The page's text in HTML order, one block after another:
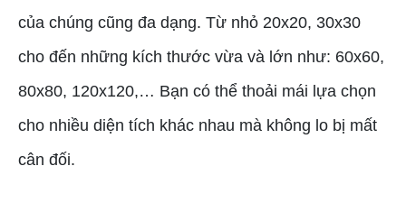
của chúng cũng đa dạng. Từ nhỏ 20x20, 30x30
cho đến những kích thước vừa và lớn như: 60x60,
80x80, 120x120,… Bạn có thể thoải mái lựa chọn
cho nhiều diện tích khác nhau mà không lo bị mất
cân đối.